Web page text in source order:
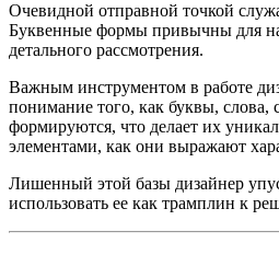
Очевидной отправной точкой
Буквенные формы привычны для
детального рассмотрения.
Важным инструментом в работе
понимание того, как буквы, слова,
формируются, что делает их
элементами, как они выражают
Лишенный этой базы дизайнер
использовать ее как трамплин к